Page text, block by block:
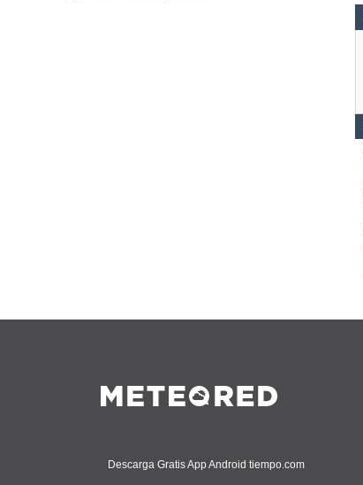
Descarga Gratis App Android tiempo.com